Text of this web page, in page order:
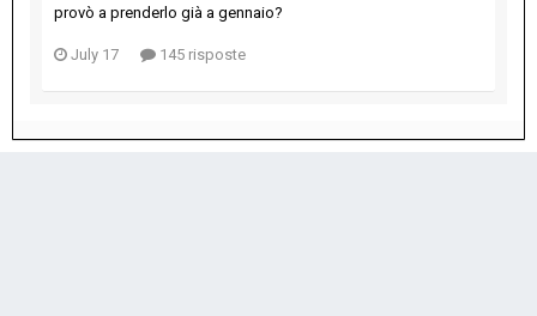
provò a prenderlo già a gennaio?
July 17 145 risposte